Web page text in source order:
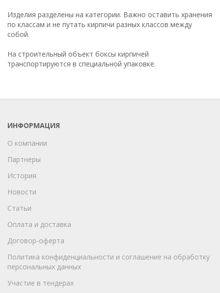
Изделия разделены на категории. Важно оставить хранения
по классам и не путать кирпичи разных классов между
собой.
На строительный объект боксы кирпичей
транспортируются в специальной упаковке.
ИНФОРМАЦИЯ
О компании
Партнеры
История
Новости
Статьи
Оплата и доставка
Договор-оферта
Политика конфиденциальности и соглашение на обработку
персональных данных
Участие в тендерах